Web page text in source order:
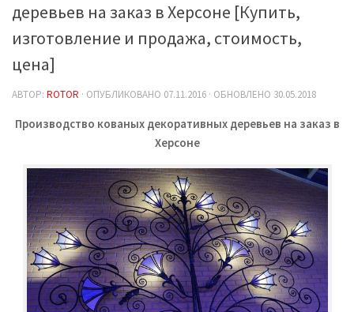
деревьев на заказ в Херсоне [Купить,
изготовление и продажа, стоимость,
цена]
АВТОР: ROTOR · ОПУБЛИКОВАНО 07.11.2016 · ОБНОВЛЕНО 30.05.2018
Производство кованых декоративных деревьев на заказ в
Херсоне